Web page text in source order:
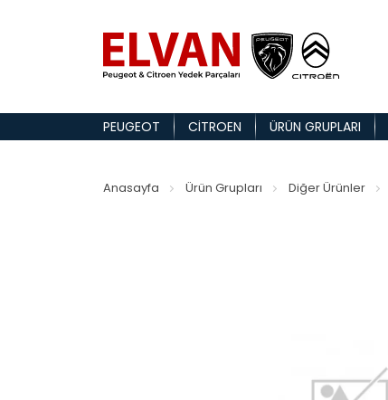
PEUGEOT CITROEN ÜRÜN GRUPLARI
Anasayfa Ürün Grupları Diğer Ürünler